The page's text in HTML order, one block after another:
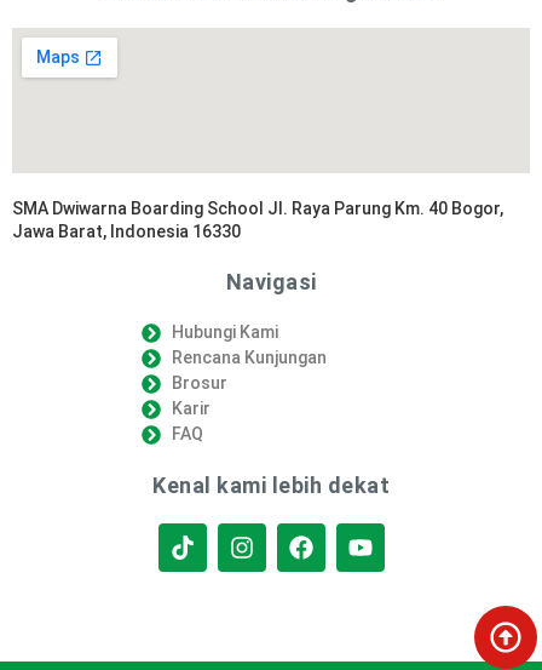
SMA Dwiwarna Boarding School Jl. Raya Parung Km. 40 Bogor,
Jawa Barat, Indonesia 16330
Navigasi
Hubungi Kami
Rencana Kunjungan
Brosur
Karir
FAQ
Kenal kami lebih dekat